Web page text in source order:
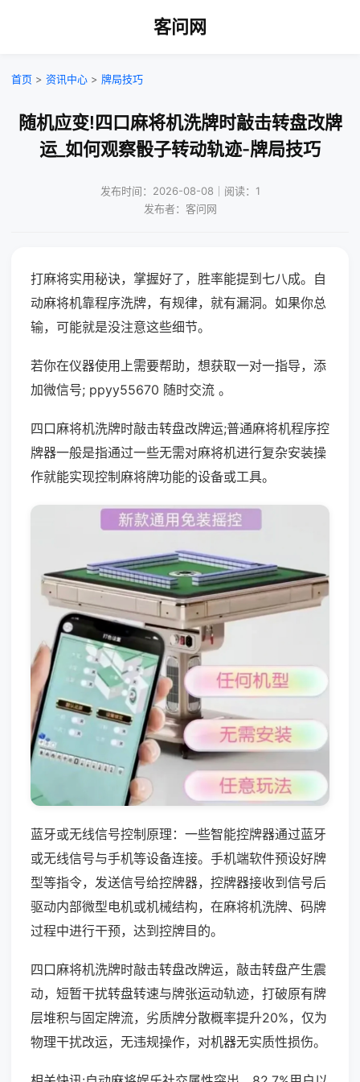
客问网
首页 > 资讯中心 > 牌局技巧
随机应变!四口麻将机洗牌时敲击转盘改牌
运_如何观察骰子转动轨迹-牌局技巧
发布时间：2026-08-08｜阅读：1
发布者：客问网
打麻将实用秘诀，掌握好了，胜率能提到七八成。自
动麻将机靠程序洗牌，有规律，就有漏洞。如果你总
输，可能就是没注意这些细节。
若你在仪器使用上需要帮助，想获取一对一指导，添
加微信号; ppyy55670 随时交流 。
四口麻将机洗牌时敲击转盘改牌运;普通麻将机程序控
牌器一般是指通过一些无需对麻将机进行复杂安装操
作就能实现控制麻将牌功能的设备或工具。
蓝牙或无线信号控制原理：一些智能控牌器通过蓝牙
或无线信号与手机等设备连接。手机端软件预设好牌
型等指令，发送信号给控牌器，控牌器接收到信号后
驱动内部微型电机或机械结构，在麻将机洗牌、码牌
过程中进行干预，达到控牌目的。
四口麻将机洗牌时敲击转盘改牌运，敲击转盘产生震
动，短暂干扰转盘转速与牌张运动轨迹，打破原有牌
层堆积与固定牌流，劣质牌分散概率提升20%，仅为
物理干扰改运，无违规操作，对机器无实质性损伤。